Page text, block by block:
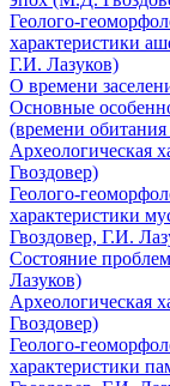
Геолого-
характеристики
Г.И. Лазуков)
О времени
Основные
(времени
Археологическая
Гвоздовер)
Геолого-
характеристики
Гвоздовер, Г.И.
Состояние
Лазуков)
Археологическая
Гвоздовер)
Геолого-
характеристики